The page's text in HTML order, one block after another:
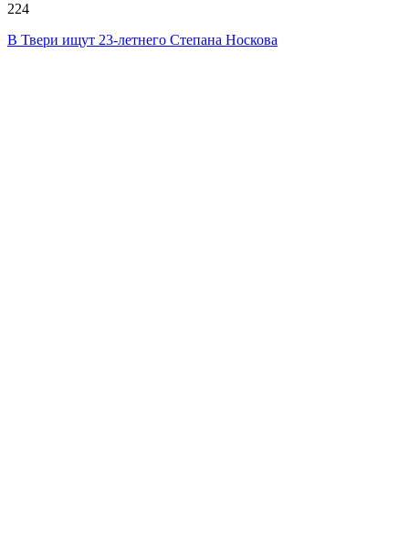
224
В Твери ищут 23-летнего Степана Носкова